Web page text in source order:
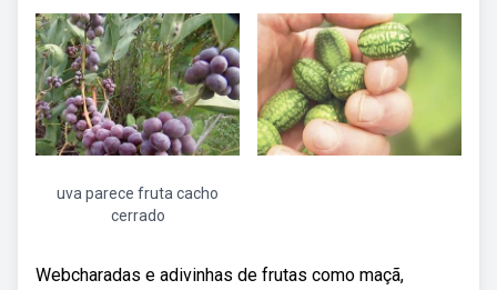
uva parece fruta cacho
cerrado
Webcharadas e adivinhas de frutas como maçã,